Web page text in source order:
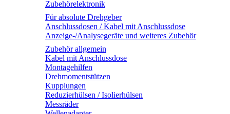
Zubehörelektronik
Für absolute Drehgeber
Anschlussdosen / Kabel mit Anschlussdose
Anzeige-/Analysegeräte und weiteres Zubehör
Zubehör allgemein
Kabel mit Anschlussdose
Montagehilfen
Drehmomentstützen
Kupplungen
Reduzierhülsen / Isolierhülsen
Messräder